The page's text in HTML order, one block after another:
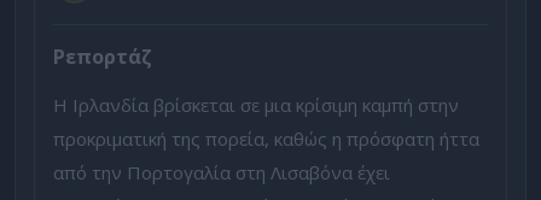
Ρεπορτάζ
Η Ιρλανδία βρίσκεται σε μια κρίσιμη καμπή στην
προκριματική της πορεία, καθώς η πρόσφατη ήττα
από την Πορτογαλία στη Λισαβόνα έχει